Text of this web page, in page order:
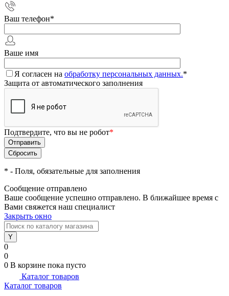
Ваш телефон*
Ваше имя
Я согласен на обработку персональных данных.*
Защита от автоматического заполнения
Подтвердите, что вы не робот*
* - Поля, обязательные для заполнения
Сообщение отправлено
Ваше сообщение успешно отправлено. В ближайшее время с
Вами свяжется наш специалист
Закрыть окно
0
0
0 В корзине пока пусто
Каталог товаров
Каталог товаров